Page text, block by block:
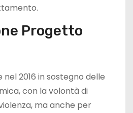
Progetto
nel 2016 in sostegno delle
con la volontà di
ma anche per